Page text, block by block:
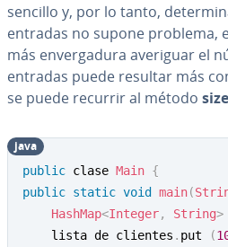
sencillo y, por lo tanto,
entradas no supone problema,
más en­ve­r­ga­du­ra averiguar el
entradas puede resultar más
se puede recurrir al método
public clase Main {
public static void main(
HashMap<Integer, String>
	lista de clientes
. put (
java